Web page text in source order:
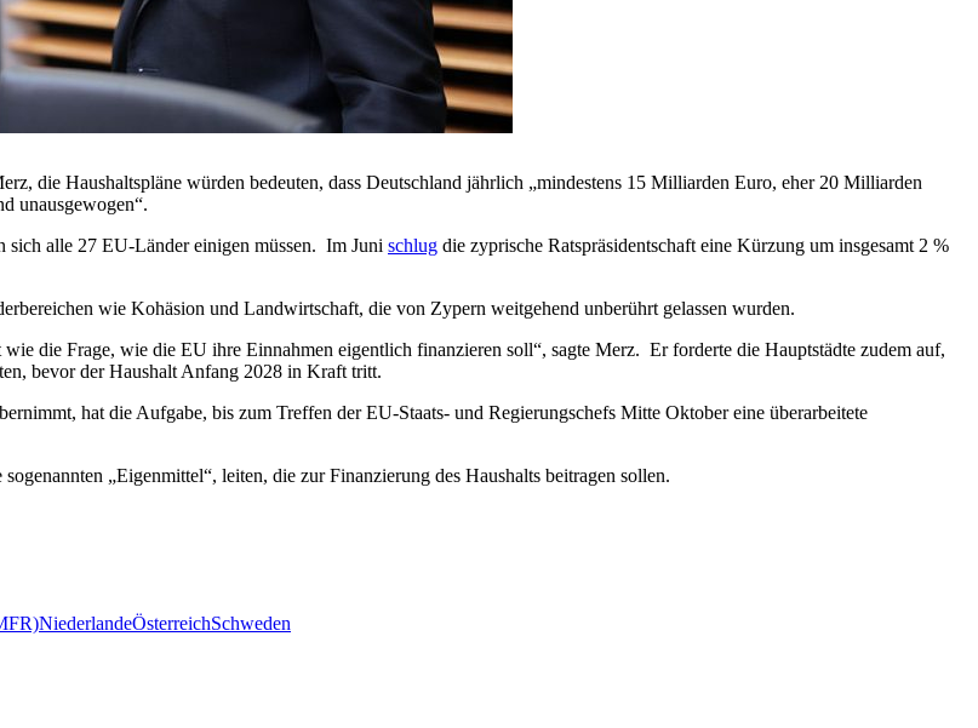
die Haushaltspläne würden bedeuten, dass Deutschland jährlich „mindestens 15 Milliarden Euro, eher 20 Milliarden
unausgewogen“.
sich alle 27 EU-Länder einigen müssen. Im Juni schlug die zyprische Ratspräsidentschaft eine Kürzung um insgesamt 2 %
wie Kohäsion und Landwirtschaft, die von Zypern weitgehend unberührt gelassen wurden.
die Frage, wie die EU ihre Einnahmen eigentlich finanzieren soll“, sagte Merz. Er forderte die Hauptstädte zudem auf,
bevor der Haushalt Anfang 2028 in Kraft tritt.
hat die Aufgabe, bis zum Treffen der EU-Staats- und Regierungschefs Mitte Oktober eine überarbeitete
„Eigenmittel“, leiten, die zur Finanzierung des Haushalts beitragen sollen.
NiederlandeÖsterreichSchweden